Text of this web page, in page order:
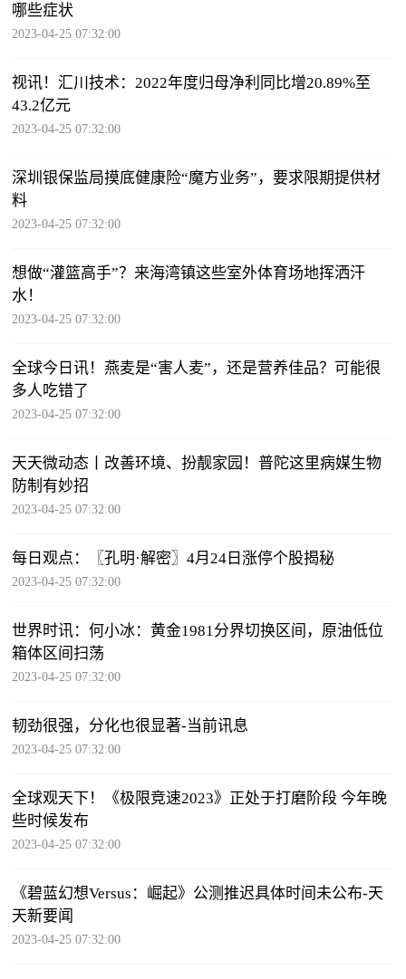
哪些症状
2023-04-25 07:32:00
视讯！汇川技术：2022年度归母净利同比增20.89%至
43.2亿元
2023-04-25 07:32:00
深圳银保监局摸底健康险“魔方业务”，要求限期提供材
料
2023-04-25 07:32:00
想做“灌篮高手”？来海湾镇这些室外体育场地挥洒汗
水！
2023-04-25 07:32:00
全球今日讯！燕麦是“害人麦”，还是营养佳品？可能很
多人吃错了
2023-04-25 07:32:00
天天微动态丨改善环境、扮靓家园！普陀这里病媒生物
防制有妙招
2023-04-25 07:32:00
每日观点：〖孔明·解密〗4月24日涨停个股揭秘
2023-04-25 07:32:00
世界时讯：何小冰：黄金1981分界切换区间，原油低位
箱体区间扫荡
2023-04-25 07:32:00
韧劲很强，分化也很显著-当前讯息
2023-04-25 07:32:00
全球观天下！《极限竞速2023》正处于打磨阶段 今年晚
些时候发布
2023-04-25 07:32:00
《碧蓝幻想Versus：崛起》公测推迟具体时间未公布-天
天新要闻
2023-04-25 07:32:00